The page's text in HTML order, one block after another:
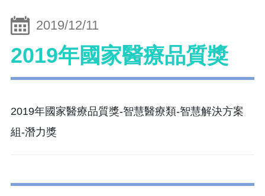
2019/12/11
2019年國家醫療品質獎
2019年國家醫療品質獎-智慧醫療類-智慧解決方案
組-潛力獎